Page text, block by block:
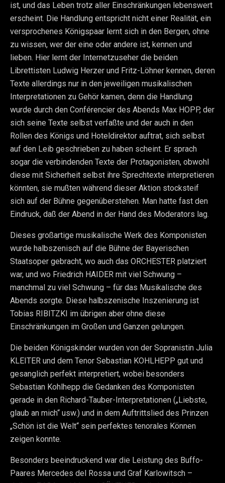
ist, und das Leben trotz aller Einschränkungen lebenswert
erscheint. Die Handlung entspricht nicht einer Realität, ein
versprochenes Königspaar lernt sich in den Bergen, ohne
zu wissen, wer der eine oder andere ist, kennen und
lieben. Hier lernt der Internetzuseher die beiden
Librettisten Ludwig Herzer und Fritz-Löhner kennen, deren
Texte allerdings nur in den jeweiligen musikalischen
Interpretationen zu Gehör kamen, denn die Handlung
wurde durch den Conférencier des Abends Max HOPP, der
sich seine Texte selbst verfaßte und der auch in den
Rollen des Königs und Hoteldirektor auftrat, sich selbst
auf den Leib geschrieben zu haben scheint. Er sprach
sogar die verbindenden Texte der Protagonisten, obwohl
diese mit Sicherheit selbst ihre Sprechtexte interpretieren
könnten, sie mußten während dieser Aktion stocksteif
sich auf der Bühne gegenüberstehen. Man hatte fast den
Eindruck, daß der Abend in der Hand des Moderators lag.
Dieses großartige musikalische Werk des Komponisten
wurde halbszenisch auf die Bühne der Bayerischen
Staatsoper gebracht, wo auch das ORCHESTER platziert
war, und wo Friedrich HAIDER mit viel Schwung –
manchmal zu viel Schwung – für das Musikalische des
Abends sorgte. Diese halbszenische Inszenierung ist
Tobias RIBITZKI im übrigen aber ohne diese
Einschränkungen im Großen und Ganzen gelungen.
Die beiden Königskinder wurden von der Sopranistin Julia
KLEITER und dem Tenor Sebastian KOHLHEPP gut und
gesanglich perfekt interpretiert, wobei besonders
Sebastian Kohlhepp die Gedanken des Komponisten
gerade in den Richard-Tauber-Interpretationen („Liebste,
glaub an mich“ usw.) und in dem Auftrittslied des Prinzen
„Schön ist die Welt“ sein perfektes tenorales Können
zeigen konnte.
Besonders beeindruckend war die Leistung des Buffo-
Paares Mercedes del Rossa und Graf Karlowitsch –